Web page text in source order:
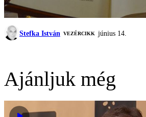
Stefka István VEZÉRCIKK június 14.
Ajánljuk még